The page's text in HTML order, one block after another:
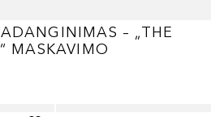
– „THE
MASKAVIMO